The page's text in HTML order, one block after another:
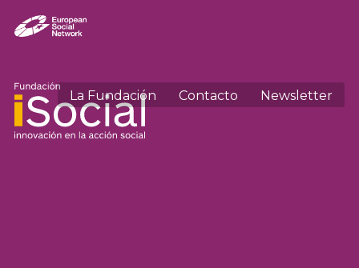
La Fundación Contacto Newsletter